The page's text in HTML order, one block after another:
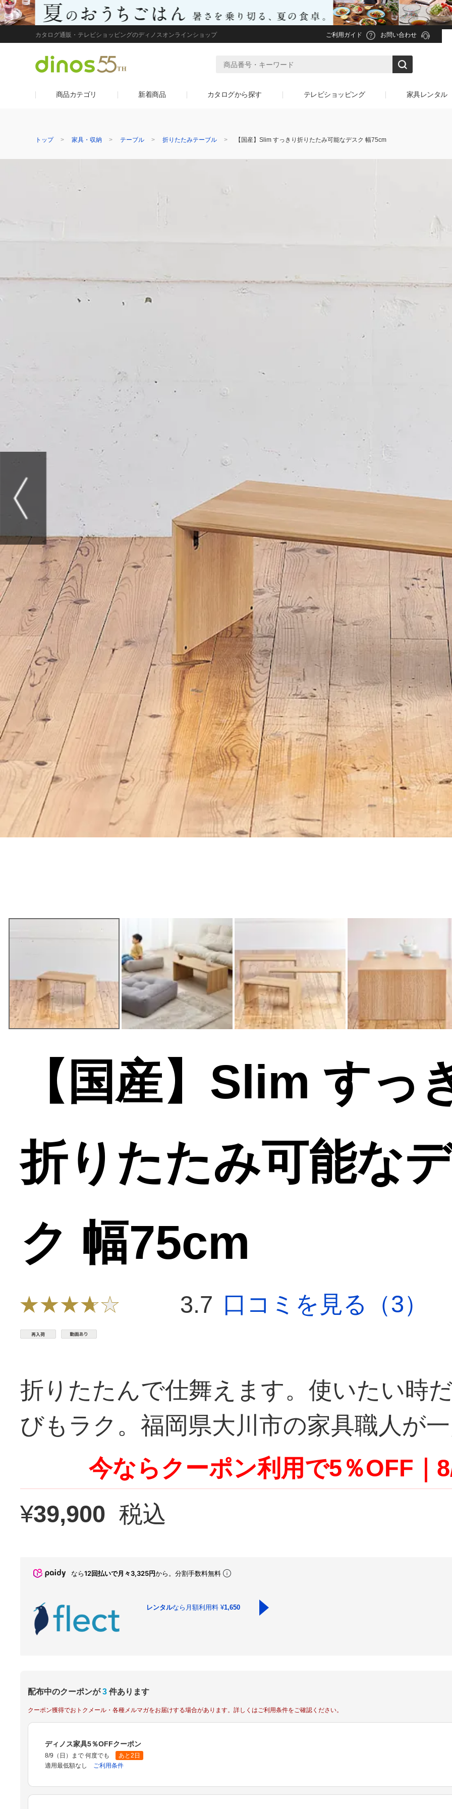
カタログ通販・テレビショッピングのディノスオンラインショップ ご利用ガイド お問い合わせ
商品カテゴリ 新着商品 カタログから探す テレビショッピング 家具レンタル
トップ 家具・収納 テーブル 折りたたみテーブル 【国産】Slim すっきり折りたたみ可能なデスク 幅75cm
【国産】Slim すっ
折りたたみ可能な
ク 幅75cm
3.7 口コミを見る（3）
折りたたんで仕舞えます。使いたい時
びもラク。福岡県大川市の家具職人が
今ならクーポン利用で5％OFF｜
¥39,900 税込
なら12回払いで月々3,325円から。分割手数料無料
レンタルなら月額利用料¥1,650
配布中のクーポンが 3 件あります
クーポン獲得でおトクメール・各種メルマガをお届けする場合があります。詳しくはご利用条件をご確認ください。
ディノス家具5％OFFクーポン
8/9（日）まで 何度でも
あと2日
適用最低額なし
ご利用条件